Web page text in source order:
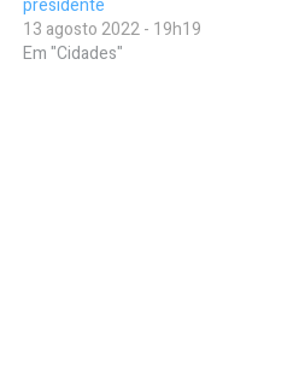
presidente
13 agosto 2022 - 19h19
Em "Cidades"